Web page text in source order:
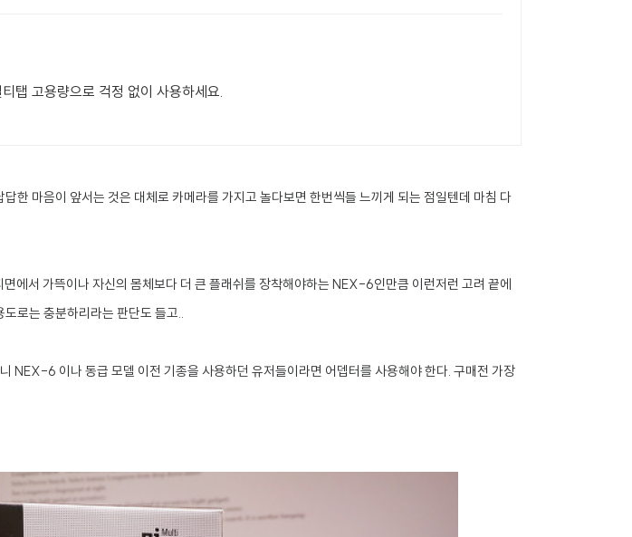
탭 고용량으로 걱정 없이 사용하세요.
한 마음이 앞서는 것은 대체로 카메라를 가지고 놀다보면 한번씩들 느끼게 되는 점일텐데 마침 다
서 가뜩이나 자신의 몸체보다 더 큰 플래쉬를 장착해야하는 NEX-6인만큼 이런저런 고려 끝에
로는 충분하리라는 판단도 들고..
NEX-6 이나 동급 모델 이전 기종을 사용하던 유저들이라면 어뎁터를 사용해야 한다. 구매전 가장